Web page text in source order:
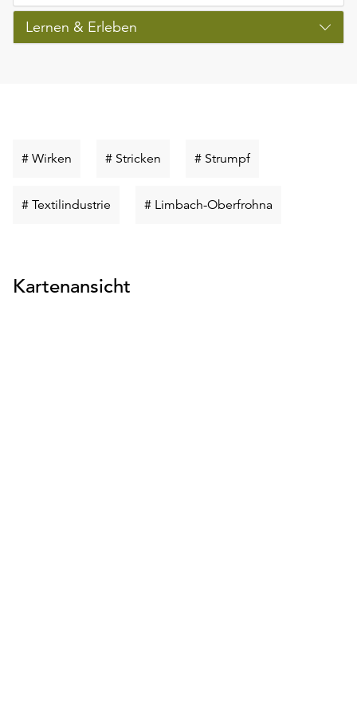
Lernen & Erleben
# Wirken Schlüsselwort
# Stricken Schlüsselwort
# StrumpfSchlüsselwort
# Textilindustrie Schlüsselwort
# Limbach-Oberfrohna
Kartenansicht